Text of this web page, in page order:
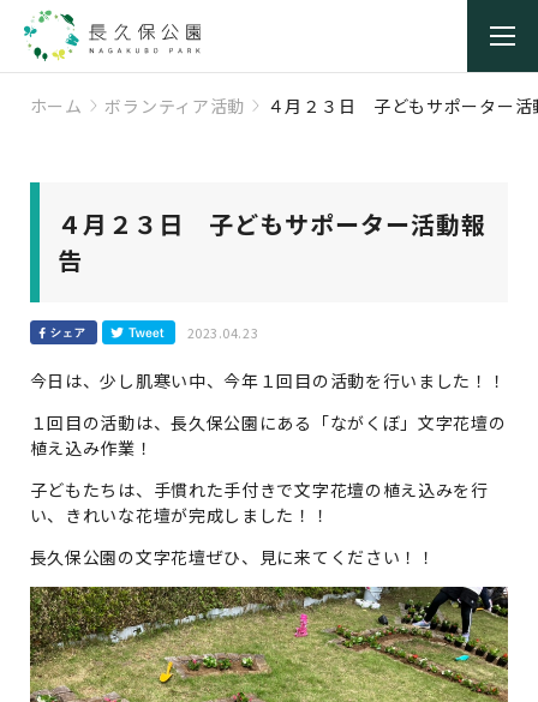
ホーム ボランティア活動 ４月２３日 子どもサポーター活
４月２３日 子どもサポーター活動報
告
2023.04.23
今日は、少し肌寒い中、今年１回目の活動を行いました！！
１回目の活動は、長久保公園にある「ながくぼ」文字花壇の
植え込み作業！
子どもたちは、手慣れた手付きで文字花壇の植え込みを行
い、きれいな花壇が完成しました！！
長久保公園の文字花壇ぜひ、見に来てください！！